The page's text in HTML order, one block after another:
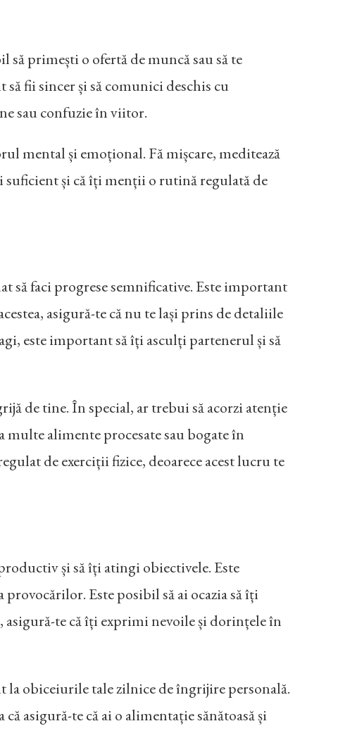
să primești o ofertă de muncă sau să te
fii sincer și să comunici deschis cu
sau confuzie în viitor.
mental și emoțional. Fă mișcare, meditează
suficient și că îți menții o rutină regulată de
să faci progrese semnificative. Este important
asigură-te că nu te lași prins de detaliile
este important să îți asculți partenerul și să
de tine. În special, ar trebui să acorzi atenție
alimente procesate sau bogate în
de exerciții fizice, deoarece acest lucru te
și să îți atingi obiectivele. Este
Este posibil să ai ocazia să îți
te că îți exprimi nevoile și dorințele în
la obiceiurile tale zilnice de îngrijire personală.
asigură-te că ai o alimentație sănătoasă și